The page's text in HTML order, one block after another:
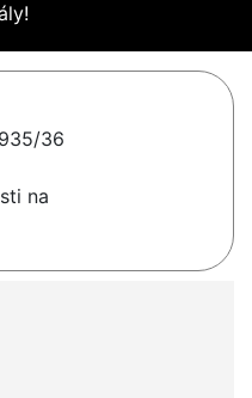
36
na